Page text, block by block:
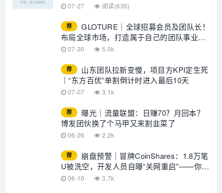
07-27 阅读(635)
荐
GLOTURE｜全球招募会员及团队长！
布局全球市场，打造属于自己的团队事业，
想增加收入？想打造团队？加入
07-30 5.0k
荐
山东团队拉新变慢，项目方KPI定生死
｜“东方百优”单割倒计时进入最后10天
07-07 3.1k
荐
曝光｜流量联盟：日赚70？月回本？
博发团伙换了个马甲又来割韭菜了
06-26 2.2k
荐
崩盘预警｜冒牌CoinShares：1.8万笔
U被洗空，开发人员自曝“关网重启”——你的
钱早已不在账上
06-10 3.7k